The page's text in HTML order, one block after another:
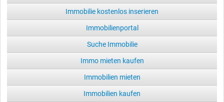
Immobilie kostenlos inserieren
Immobilienportal
Suche Immobilie
Immo mieten kaufen
Immobilien mieten
Immobilien kaufen